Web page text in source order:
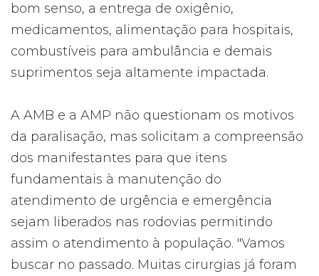
bom senso, a entrega de oxigênio,
medicamentos, alimentação para hospitais,
combustíveis para ambulância e demais
suprimentos seja altamente impactada.
A AMB e a AMP não questionam os motivos
da paralisação, mas solicitam a compreensão
dos manifestantes para que itens
fundamentais à manutenção do
atendimento de urgência e emergência
sejam liberados nas rodovias permitindo
assim o atendimento à população. "Vamos
buscar no passado. Muitas cirurgias já foram